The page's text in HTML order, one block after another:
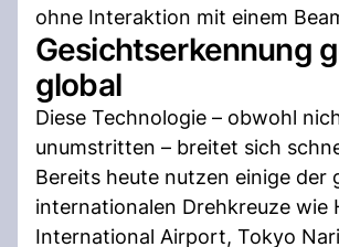
ohne Interaktion mit einem
Gesichtserkennung
global
Diese Technologie – obwohl
unumstritten – breitet sich
Bereits heute nutzen einige der
internationalen Drehkreuze wie
International Airport, Tokyo